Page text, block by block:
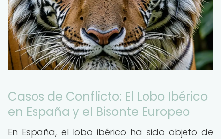
Casos de Conflicto: El Lobo Ibérico
en España y el Bisonte Europeo
En España, el lobo ibérico ha sido objeto de